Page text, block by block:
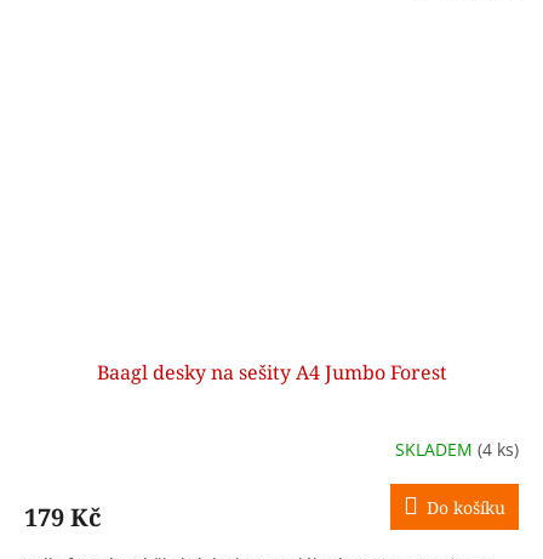
Baagl desky na sešity A4 Jumbo Forest
SKLADEM (4 ks)
179 Kč Do košíku